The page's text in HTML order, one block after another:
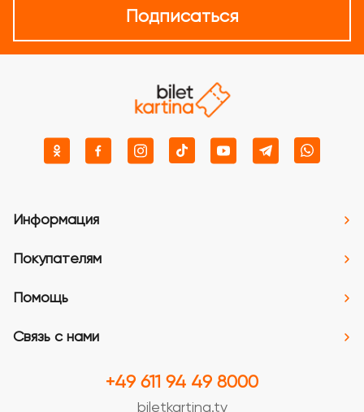
Подписаться
Информация
Покупателям
Помощь
Связь с нами
+49 611 94 49 8000
biletkartina.tv